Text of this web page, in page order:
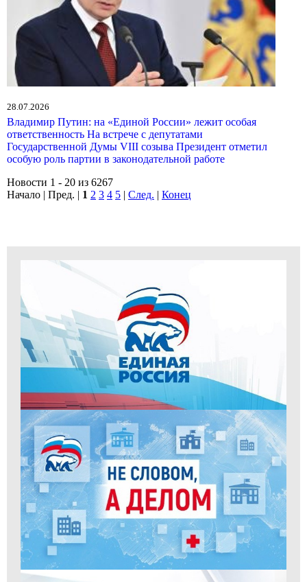
28.07.2026
Владимир Путин: на «Единой России» лежит особая
ответственность На встрече с депутатами
Государственной Думы VIII созыва Президент отметил
особую роль партии в законодательной работе
Новости 1 - 20 из 6267
Начало | Пред. | 1 2 3 4 5 | След. | Конец